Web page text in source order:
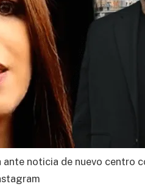
noticia de nuevo centro